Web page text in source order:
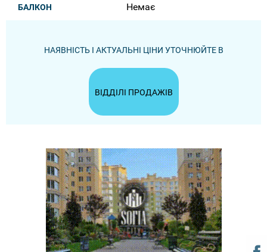
БАЛКОН Немає
НАЯВНІСТЬ І АКТУАЛЬНІ ЦІНИ УТОЧНЮЙТЕ В
ВІДДІЛІ ПРОДАЖІВ